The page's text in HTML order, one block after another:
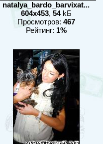
natalya_bardo_barvixat...
604x453, 54kБ
Просмотров: 467
Рейтинг: 1%